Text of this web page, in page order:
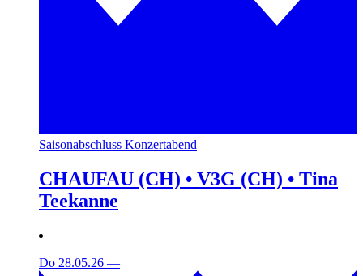
Saisonabschluss Konzertabend
CHAUFAU (CH) • V3G (CH) • Tina
Teekanne
Do 28.05.26 —